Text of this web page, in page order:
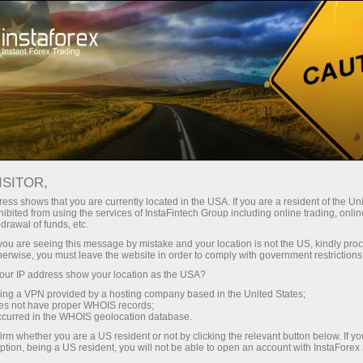
Campanhas Eventos Negociando no Topo
Trade on top with
InstaForex
InstaForex team strives to provide its clients
and partners with top-quality services. We stay
true to our commitment in everything we do. We
offer a wide range of financial instruments,
ensure you have favorable trading conditions
and highly professional customer support, and
shows that you are currently located in the USA. If you are a resident of the
from using the services of InstaFintech Group including online trading,
of funds, etc.
are seeing this message by mistake and your location is not the US, kindly
you must leave the website in order to comply with government
IP address show your location as the USA?
a VPN provided by a hosting company based in the United States;
not have proper WHOIS records;
in the WHOIS geolocation database.
whether you are a US resident or not by clicking the relevant button below. If
being a US resident, you will not be able to open an account with InstaForex